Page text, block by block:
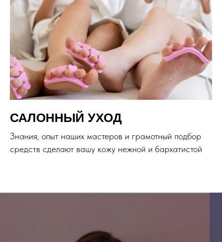
САЛОННЫЙ УХОД
Знания, опыт наших мастеров и грамотный подбор
средств сделают вашу кожу нежной и бархатистой